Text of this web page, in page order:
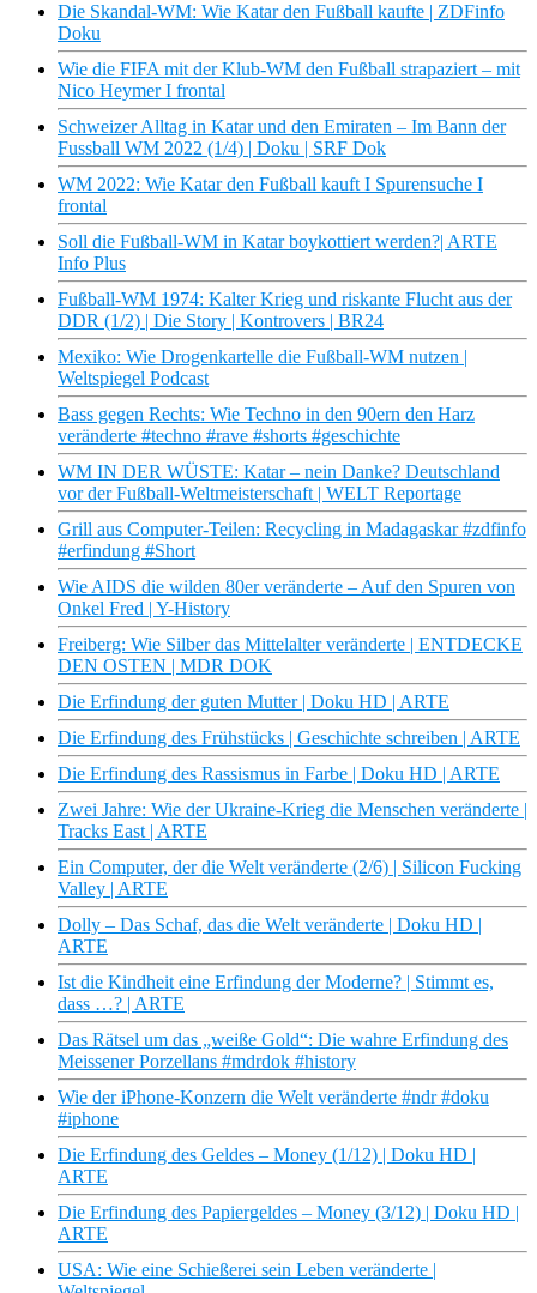
Die Skandal-WM: Wie Katar den Fußball kaufte | ZDFinfo
Doku
Wie die FIFA mit der Klub-WM den Fußball strapaziert – mit
Nico Heymer I frontal
Schweizer Alltag in Katar und den Emiraten – Im Bann der
Fussball WM 2022 (1/4) | Doku | SRF Dok
WM 2022: Wie Katar den Fußball kauft I Spurensuche I
frontal
Soll die Fußball-WM in Katar boykottiert werden?| ARTE
Info Plus
Fußball-WM 1974: Kalter Krieg und riskante Flucht aus der
DDR (1/2) | Die Story | Kontrovers | BR24
Mexiko: Wie Drogenkartelle die Fußball-WM nutzen |
Weltspiegel Podcast
Bass gegen Rechts: Wie Techno in den 90ern den Harz
veränderte #techno #rave #shorts #geschichte
WM IN DER WÜSTE: Katar – nein Danke? Deutschland
vor der Fußball-Weltmeisterschaft | WELT Reportage
Grill aus Computer-Teilen: Recycling in Madagaskar #zdfinfo
#erfindung #Short
Wie AIDS die wilden 80er veränderte – Auf den Spuren von
Onkel Fred | Y-History
Freiberg: Wie Silber das Mittelalter veränderte | ENTDECKE
DEN OSTEN | MDR DOK
Die Erfindung der guten Mutter | Doku HD | ARTE
Die Erfindung des Frühstücks | Geschichte schreiben | ARTE
Die Erfindung des Rassismus in Farbe | Doku HD | ARTE
Zwei Jahre: Wie der Ukraine-Krieg die Menschen veränderte |
Tracks East | ARTE
Ein Computer, der die Welt veränderte (2/6) | Silicon Fucking
Valley | ARTE
Dolly – Das Schaf, das die Welt veränderte | Doku HD |
ARTE
Ist die Kindheit eine Erfindung der Moderne? | Stimmt es,
dass …? | ARTE
Das Rätsel um das „weiße Gold“: Die wahre Erfindung des
Meissener Porzellans #mdrdok #history
Wie der iPhone-Konzern die Welt veränderte #ndr #doku
#iphone
Die Erfindung des Geldes – Money (1/12) | Doku HD |
ARTE
Die Erfindung des Papiergeldes – Money (3/12) | Doku HD |
ARTE
USA: Wie eine Schießerei sein Leben veränderte |